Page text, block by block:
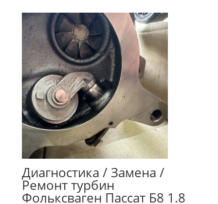
Диагностика / Замена /
Ремонт турбин
Фольксваген Пассат Б8 1.8